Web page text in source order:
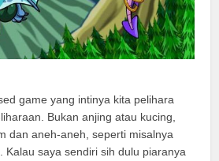
game yang intinya kita pelihara
Bukan anjing atau kucing,
dan aneh-aneh, seperti misalnya
Kalau saya sendiri sih dulu piaranya